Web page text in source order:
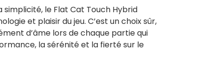
le Flat Cat Touch Hybrid
et plaisir du jeu. C’est un choix sûr,
d’âme lors de chaque partie qui
la sérénité et la fierté sur le